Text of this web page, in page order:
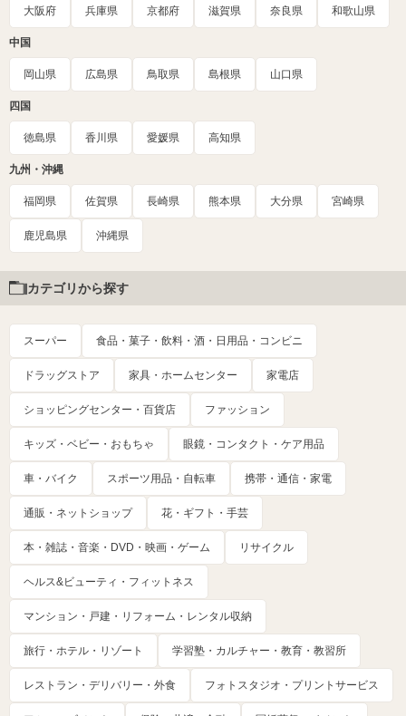
大阪府 兵庫県 京都府 滋賀県 奈良県 和歌山県
中国
岡山県 広島県 鳥取県 島根県 山口県
四国
徳島県 香川県 愛媛県 高知県
九州・沖縄
福岡県 佐賀県 長崎県 熊本県 大分県 宮崎県
鹿児島県 沖縄県
カテゴリから探す
スーパー 食品・菓子・飲料・酒・日用品・コンビニ
ドラッグストア 家具・ホームセンター 家電店
ショッピングセンター・百貨店 ファッション
キッズ・ベビー・おもちゃ 眼鏡・コンタクト・ケア用品
車・バイク スポーツ用品・自転車 携帯・通信・家電
通販・ネットショップ 花・ギフト・手芸
本・雑誌・音楽・DVD・映画・ゲーム リサイクル
ヘルス&ビューティ・フィットネス
マンション・戸建・リフォーム・レンタル収納
旅行・ホテル・リゾート 学習塾・カルチャー・教育・教習所
レストラン・デリバリー・外食 フォトスタジオ・プリントサービス